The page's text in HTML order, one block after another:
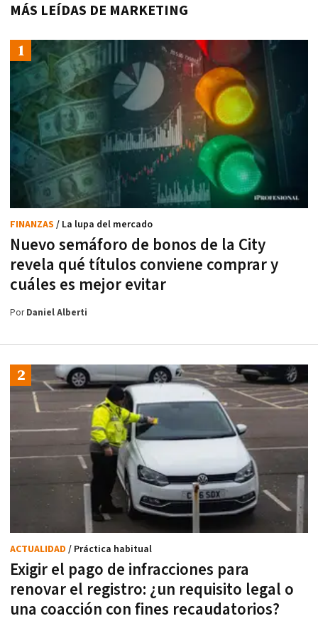
MÁS LEÍDAS DE MARKETING
Nuevo semáforo de bonos de la City
revela qué títulos conviene comprar y
cuáles es mejor evitar
FINANZAS / La lupa del mercado
PorDaniel Alberti
Exigir el pago de infracciones para
renovar el registro: ¿un requisito legal o
una coacción con fines recaudatorios?
ACTUALIDAD / Práctica habitual